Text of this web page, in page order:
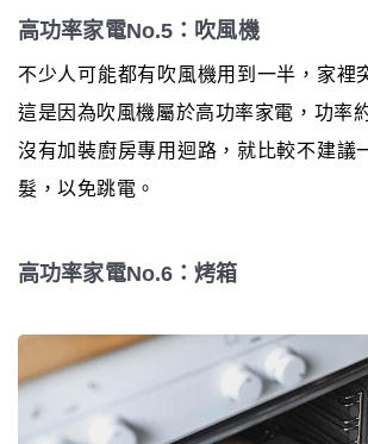
高功率家電No.5：吹風機
不少人可能都有吹風機用到一半，家裡
這是因為吹風機屬於高功率家電，功率
沒有加裝廚房專用迴路，就比較不建議
髮，以免跳電。
高功率家電No.6：烤箱